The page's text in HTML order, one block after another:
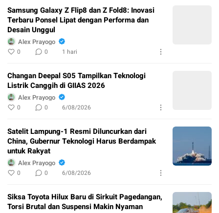
Samsung Galaxy Z Flip8 dan Z Fold8: Inovasi
Terbaru Ponsel Lipat dengan Performa dan
Desain Unggul
Alex Prayogo
0 0 1 hari
Changan Deepal S05 Tampilkan Teknologi
Listrik Canggih di GIIAS 2026
Alex Prayogo
0 0 6/08/2026
Satelit Lampung-1 Resmi Diluncurkan dari
China, Gubernur Teknologi Harus Berdampak
untuk Rakyat
Alex Prayogo
0 0 6/08/2026
Siksa Toyota Hilux Baru di Sirkuit Pagedangan,
Torsi Brutal dan Suspensi Makin Nyaman